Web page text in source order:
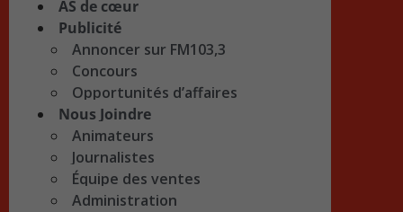
AS de cœur
Publicité
Annoncer sur FM103,3
Concours
Opportunités d’affaires
Nous Joindre
Animateurs
Journalistes
Équipe des ventes
Administration